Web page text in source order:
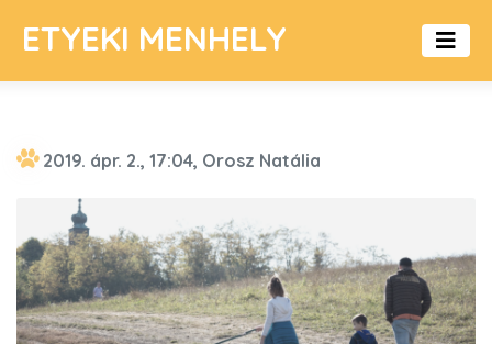
ETYEKI MENHELY
2019. ápr. 2., 17:04, Orosz Natália